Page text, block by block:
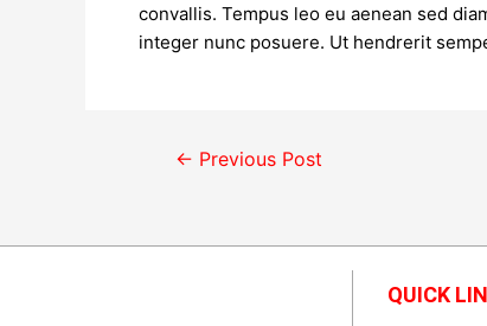
convallis. Tempus leo eu aenean sed
integer nunc posuere. Ut hendrerit
← Previous Post
QUICK